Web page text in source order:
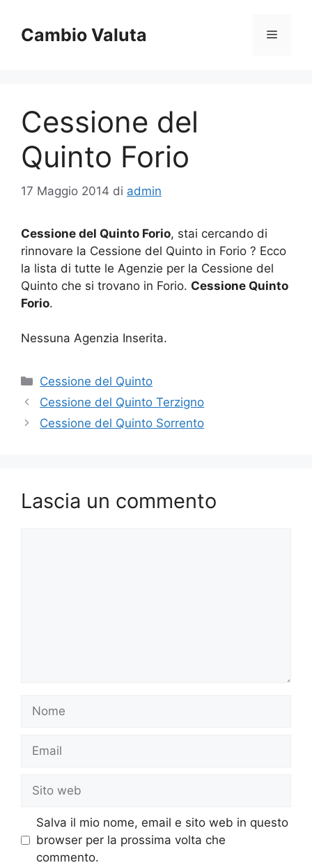
contenuto
Cambio Valuta Menu
Cessione del
Quinto Forio
17 Maggio 2014 di admin
Cessione del Quinto Forio, stai cercando di
rinnovare la Cessione del Quinto in Forio ? Ecco
la lista di tutte le Agenzie per la Cessione del
Quinto che si trovano in Forio. Cessione Quinto
Forio.
Nessuna Agenzia Inserita.
Categorie
Cessione del Quinto
Cessione del Quinto Terzigno
Cessione del Quinto Sorrento
Lascia un commento
Nome
Email
Sito
web
Salva il mio nome, email e sito web in questo
browser per la prossima volta che
commento.